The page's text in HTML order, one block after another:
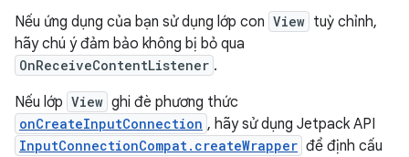
Nếu ứng dụng của bạn sử dụng lớp con View tuỳ chỉnh,
hãy chú ý đảm bảo không bị bỏ qua
OnReceiveContentListener .
Nếu lớp View ghi đè phương thức
onCreateInputConnection , hãy sử dụng Jetpack API
InputConnectionCompat.createWrapper để định cấu